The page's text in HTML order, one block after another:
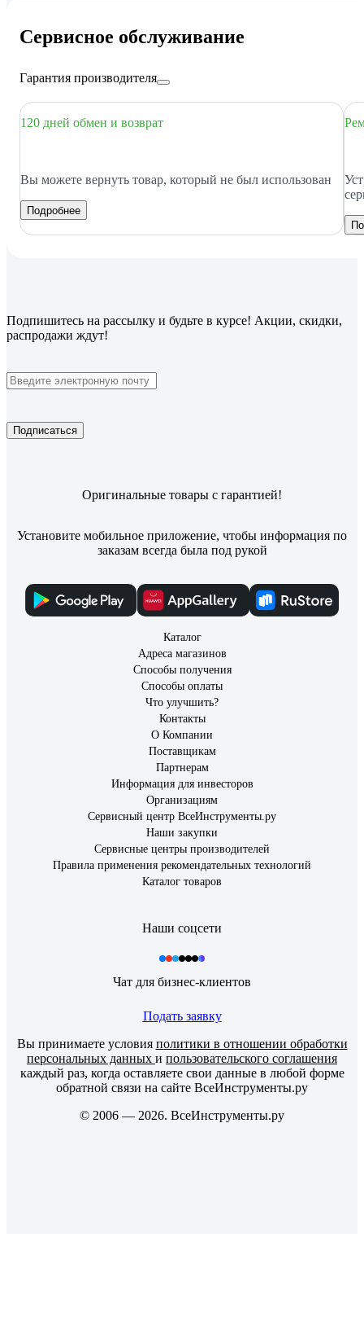
Сервисное обслуживание
Гарантия производителя
120 дней обмен и возврат
Вы можете вернуть товар, который не был использован
Подробнее
Подпишитесь на рассылку и будьте в курсе! Акции, скидки,
распродажи ждут!
Подписаться
Оригинальные товары с гарантией!
Установите мобильное приложение, чтобы информация по
заказам всегда была под рукой
Каталог
Адреса магазинов
Способы получения
Способы оплаты
Что улучшить?
Контакты
О Компании
Поставщикам
Партнерам
Информация для инвесторов
Организациям
Сервисный центр ВсеИнструменты.ру
Наши закупки
Сервисные центры производителей
Правила применения рекомендательных технологий
Каталог товаров
Наши соцсети
Чат для бизнес-клиентов
Подать заявку
Вы принимаете условия политики в отношении обработки
персональных данных и пользовательского соглашения
каждый раз, когда оставляете свои данные в любой форме
обратной связи на сайте ВсеИнструменты.ру
© 2006 — 2026. ВсеИнструменты.ру